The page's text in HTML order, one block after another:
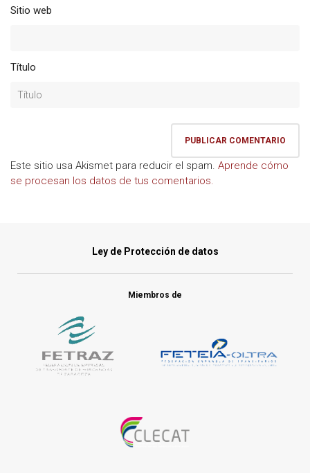
Sitio web
Título
Este sitio usa Akismet para reducir el spam. Aprende cómo
se procesan los datos de tus comentarios.
Ley de Protección de datos
Miembros de